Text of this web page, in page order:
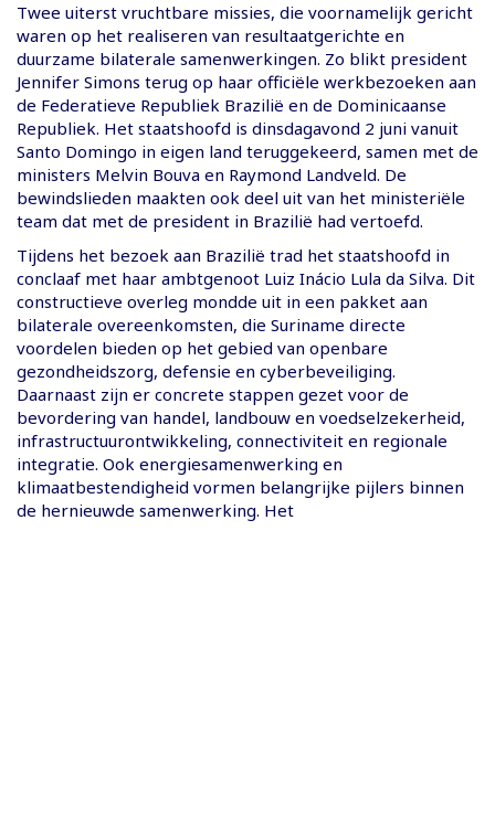
Twee uiterst vruchtbare missies, die voornamelijk gericht
waren op het realiseren van resultaatgerichte en
duurzame bilaterale samenwerkingen. Zo blikt president
Jennifer Simons terug op haar officiële werkbezoeken aan
de Federatieve Republiek Brazilië en de Dominicaanse
Republiek. Het staatshoofd is dinsdagavond 2 juni vanuit
Santo Domingo in eigen land teruggekeerd, samen met de
ministers Melvin Bouva en Raymond Landveld. De
bewindslieden maakten ook deel uit van het ministeriële
team dat met de president in Brazilië had vertoefd.
Tijdens het bezoek aan Brazilië trad het staatshoofd in
conclaaf met haar ambtgenoot Luiz Inácio Lula da Silva. Dit
constructieve overleg mondde uit in een pakket aan
bilaterale overeenkomsten, die Suriname directe
voordelen bieden op het gebied van openbare
gezondheidszorg, defensie en cyberbeveiliging.
Daarnaast zijn er concrete stappen gezet voor de
bevordering van handel, landbouw en voedselzekerheid,
infrastructuurontwikkeling, connectiviteit en regionale
integratie. Ook energiesamenwerking en
klimaatbestendigheid vormen belangrijke pijlers binnen
de hernieuwde samenwerking. Het